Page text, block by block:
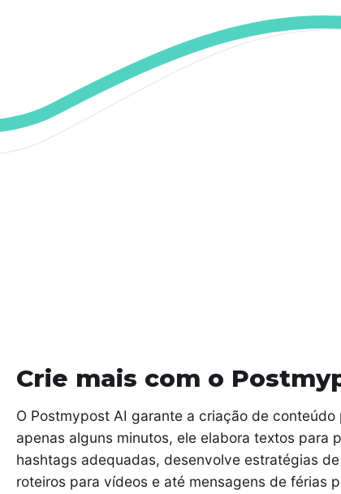
Crie mais com o
O Postmypost AI garante a criação de conteúdo
apenas alguns minutos, ele elabora textos para
hashtags adequadas, desenvolve estratégias
roteiros para vídeos e até mensagens de férias